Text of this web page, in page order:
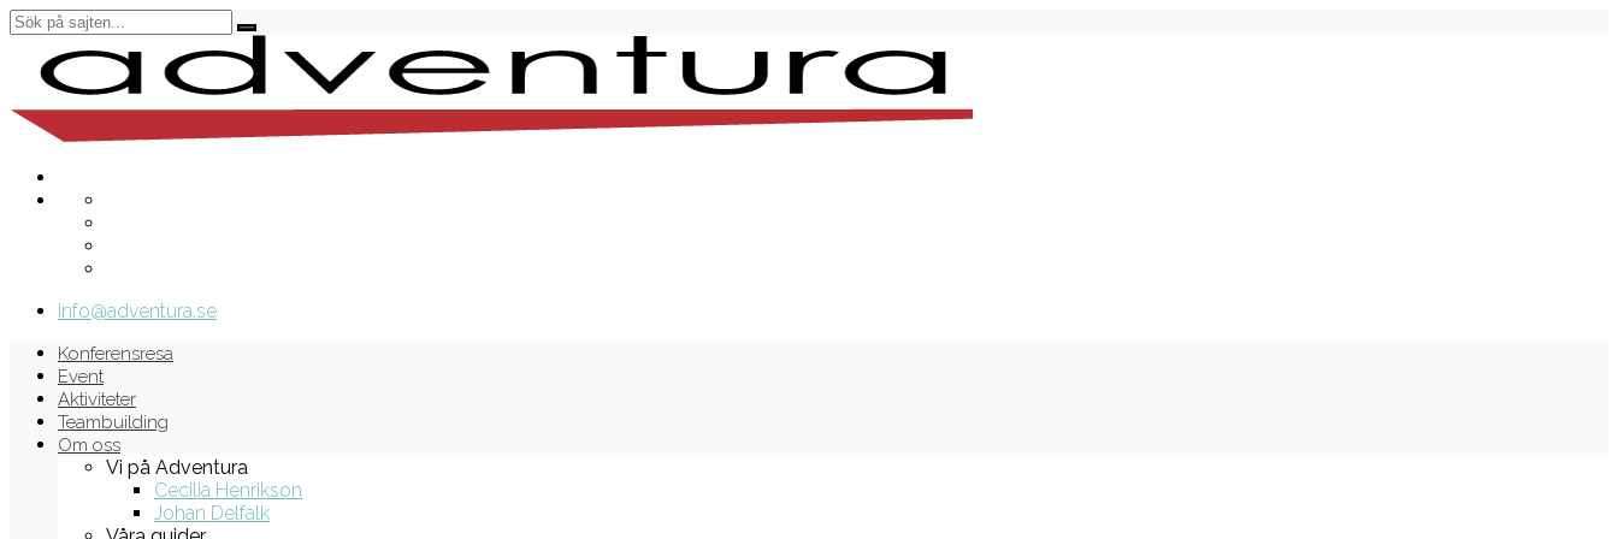
info@adventura.se
Konferensresa
Event
Aktiviteter
Teambuilding
Om oss
Vi på Adventura
Cecilia Henrikson
Johan Delfalk